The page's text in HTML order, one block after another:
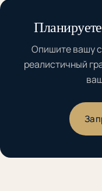
Опишите вашу
реалистичный